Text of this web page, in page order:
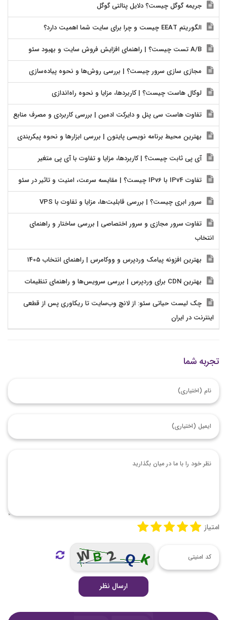
جریمه گوگل چیست؟ دلایل پنالتی گوگل
الگوریتم EEAT چیست و چرا برای سایت شما اهمیت دارد؟
مجازی سازی سرور چیست؟ | بررسی روش‌ها و نحوه پیاده‌سازی
لوکال هاست چیست؟ | کاربردها، مزایا و نحوه راه‌اندازی
تفاوت هاست سی پنل و دایرکت ادمین | بررسی کاربردی و مصرف منابع
بهترین محیط برنامه نویسی پایتون | بررسی ابزارها و نحوه پیکربندی
آی پی ثابت چیست؟ | کاربردها، مزایا و تفاوت با آی پی متغیر
تفاوت IPv4 با IPv6 چیست؟ | مقایسه سرعت، امنیت و تاثیر در سئو
سرور ابری چیست؟ | بررسی قابلیت‌ها، مزایا و تفاوت با VPS
تفاوت سرور مجازی و سرور اختصاصی | بررسی ساختار و راهنمای
انتخاب
بهترین افزونه پیامک وردپرس و ووکامرس | راهنمای انتخاب 1405
بهترین CDN برای وردپرس | بررسی سرویس‌ها و راهنمای تنظیمات
چک لیست حیاتی سئو: از لانچ وب‌سایت تا ریکاوری پس از قطعی
اینترنت در ایران
تجربه شما
امتیاز
ارسال نظر